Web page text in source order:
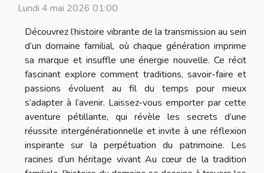
Lundi 4 mai 2026 01:00
Découvrez l’histoire vibrante de la transmission au sein
d’un domaine familial, où chaque génération imprime
sa marque et insuffle une énergie nouvelle. Ce récit
fascinant explore comment traditions, savoir-faire et
passions évoluent au fil du temps pour mieux
s’adapter à l’avenir. Laissez-vous emporter par cette
aventure pétillante, qui révèle les secrets d’une
réussite intergénérationnelle et invite à une réflexion
inspirante sur la perpétuation du patrimoine. Les
racines d’un héritage vivant Au cœur de la tradition